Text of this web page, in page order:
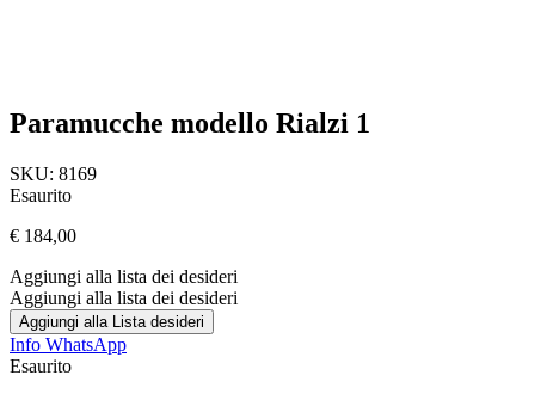
Paramucche modello Rialzi 1
SKU: 8169
Esaurito
€ 184,00
Aggiungi alla lista dei desideri
Aggiungi alla lista dei desideri
Aggiungi alla Lista desideri
Info WhatsApp
Esaurito